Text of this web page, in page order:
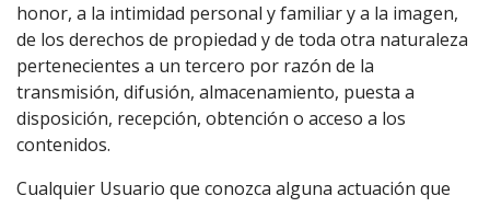
honor, a la intimidad personal y familiar y a la imagen,
de los derechos de propiedad y de toda otra naturaleza
pertenecientes a un tercero por razón de la
transmisión, difusión, almacenamiento, puesta a
disposición, recepción, obtención o acceso a los
contenidos.
Cualquier Usuario que conozca alguna actuación que